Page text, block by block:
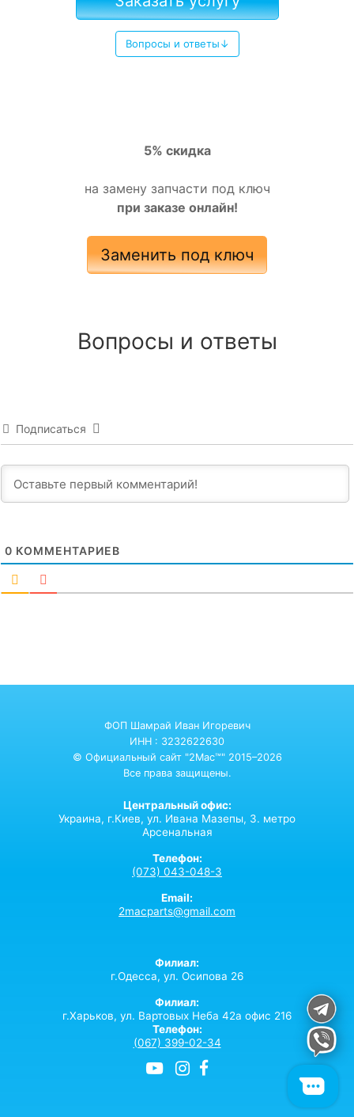
Вопросы и ответы↓
5% скидка
на замену запчасти под ключ
при заказе онлайн!
Заменить под ключ
Вопросы и ответы
Подписаться
0 КОММЕНТАРИЕВ
ФОП Шамрай Иван Игоревич
ИНН : 3232622630
© Официальный сайт "2Mac™" 2015–2026
Все права защищены.
Центральный офис:
Украина, г.Киев, ул. Ивана Мазепы, 3. метро
Арсенальная
Телефон:
(073) 043-048-3
Email:
2macparts@gmail.com
Филиал:
г.Одесса, ул. Осипова 26
Филиал:
г.Харьков, ул. Вартовых Неба 42а офис 216
Телефон:
(067) 399-02-34